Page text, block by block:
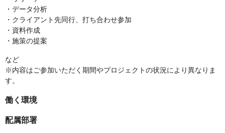
・データ分析
・クライアント先同行、打ち合わせ参加
・資料作成
・施策の提案
など
※内容はご参加いただく期間やプロジェクトの状況により異なりま
す。
働く環境
配属部署